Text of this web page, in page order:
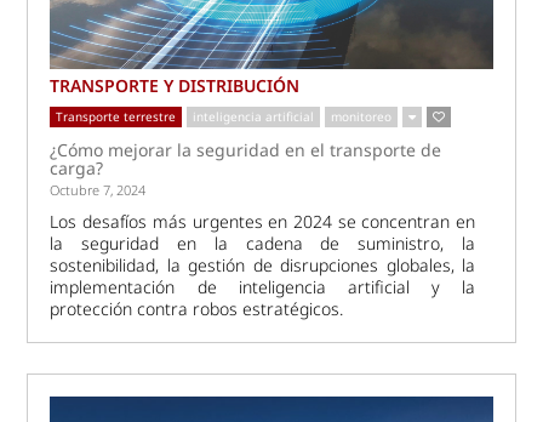
TRANSPORTE Y DISTRIBUCIÓN
Transporte terrestre inteligencia artificial monitoreo
¿Cómo mejorar la seguridad en el transporte de
carga?
Octubre 7, 2024
Los desafíos más urgentes en 2024 se concentran en
la seguridad en la cadena de suministro, la
sostenibilidad, la gestión de disrupciones globales, la
implementación de inteligencia artificial y la
protección contra robos estratégicos.